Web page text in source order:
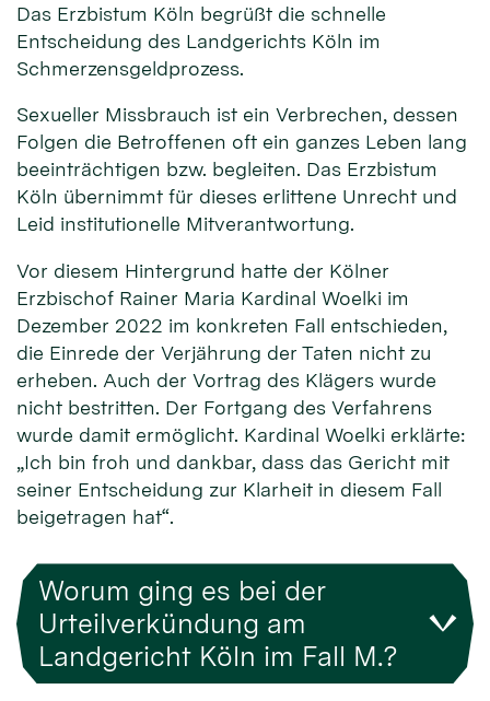
Das Erzbistum Köln begrüßt die schnelle
Entscheidung des Landgerichts Köln im
Schmerzensgeldprozess.
Sexueller Missbrauch ist ein Verbrechen, dessen
Folgen die Betroffenen oft ein ganzes Leben lang
beeinträchtigen bzw. begleiten. Das Erzbistum
Köln übernimmt für dieses erlittene Unrecht und
Leid institutionelle Mitverantwortung.
Vor diesem Hintergrund hatte der Kölner
Erzbischof Rainer Maria Kardinal Woelki im
Dezember 2022 im konkreten Fall entschieden,
die Einrede der Verjährung der Taten nicht zu
erheben. Auch der Vortrag des Klägers wurde
nicht bestritten. Der Fortgang des Verfahrens
wurde damit ermöglicht. Kardinal Woelki erklärte:
„Ich bin froh und dankbar, dass das Gericht mit
seiner Entscheidung zur Klarheit in diesem Fall
beigetragen hat“.
Worum ging es bei der
Urteilverkündung am
Landgericht Köln im Fall M.?